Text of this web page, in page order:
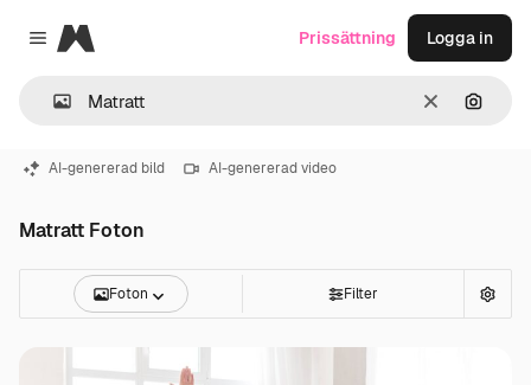
Close menu
Magnific
RensaSök
Prissättning Logga in
AI-genererad bild AI-genererad video
Matratt Foton
Foton Filter